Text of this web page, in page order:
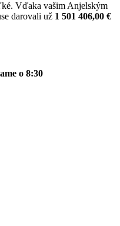
Vďaka vašim Anjelským
darovali už 1 501 406,00 €
o 8:30